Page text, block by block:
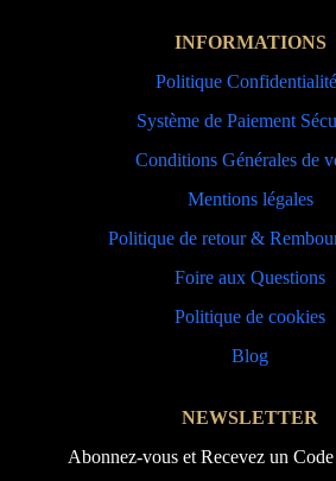
INFORMATIONS
Politique
Système de Paiement
Conditions Générales de
Mentions légales
Politique de retour &
Foire aux Questions
Politique de cookies
Blog
NEWSLETTER
Abonnez-vous et Recevez un